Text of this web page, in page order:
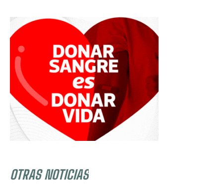
OTRAS NOTICIAS